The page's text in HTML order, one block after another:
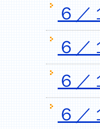
６
６
６
６